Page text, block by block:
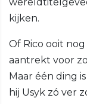
kijken.
Of Rico ooit
aantrekt voor
Maar één ding
hij Usyk zó ver